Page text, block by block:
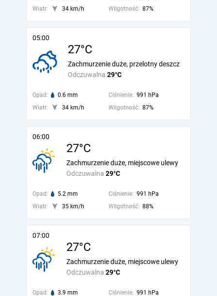
Wiatr:
34 km/h Wilgotność: 87%
05:00
27°C
Odczuwalna 29°C
Zachmurzenie duże, przelotny deszcz
Opad: 0.6 mm Ciśnienie: 991 hPa
Wiatr:
34 km/h Wilgotność: 87%
06:00
27°C
Odczuwalna 29°C
Zachmurzenie duże, miejscowe ulewy
Opad: 5.2 mm Ciśnienie: 991 hPa
Wiatr:
35 km/h Wilgotność: 88%
07:00
27°C
Odczuwalna 29°C
Zachmurzenie duże, miejscowe ulewy
Opad: 3.9 mm Ciśnienie: 991 hPa